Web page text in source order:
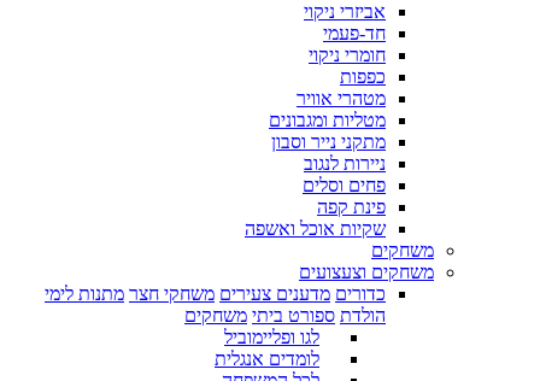
אביזרי ניקוי
חד-פעמי
חומרי ניקוי
כפפות
מטהרי אוויר
מטליות ומגבונים
מתקני נייר וסבון
ניירות לנגוב
פחים וסלים
פינת קפה
שקיות אוכל ואשפה
משחקים
משחקים וצעצועים
כדורים מדענים צעירים משחקי חצר מתנות לימי
הולדת ספורט ביתי משחקים
לגו ופליימוביל
לומדים אנגלית